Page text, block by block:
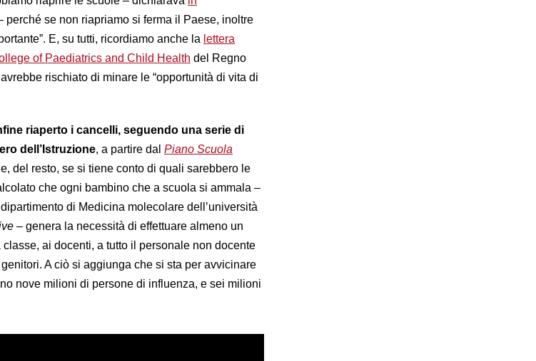
perché se non riapriamo si ferma il Paese, inoltre
E, su tutti, ricordiamo anche la lettera
of Paediatrics and Child Health del Regno
rischiato di minare le “opportunità di vita di
riaperto i cancelli, seguendo una serie di
dell’Istruzione, a partire dal Piano Scuola
del resto, se si tiene conto di quali sarebbero le
che ogni bambino che a scuola si ammala –
di Medicina molecolare dell’università
– genera la necessità di effettuare almeno un
ai docenti, a tutto il personale non docente
A ciò si aggiunga che si sta per avvicinare
nove milioni di persone di influenza, e sei milioni